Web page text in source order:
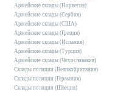
Армейские склады (Норвегия)
Армейские склады (Сербия)
Армейские склады (США)
Армейские склады (Греция)
Армейские склады (Испания)
Армейские склады (Турция)
Армейские склады (Чехословакия)
Склады полиции (Великобритания)
Склады полиции (Германия)
Склады полиции (Швеция)